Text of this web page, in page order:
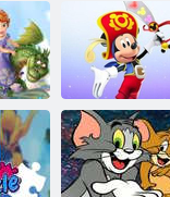
ソ
ル
ディズニー ジ
ュニア トリッ
ク オア トリー
ト